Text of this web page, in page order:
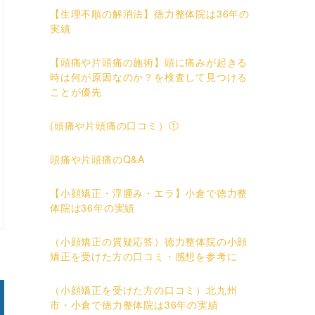
【生理不順の解消法】徳力整体院は36年の
実績
【頭痛や片頭痛の施術】頭に痛みが起きる
時は何が原因なのか？を検査して見つける
ことが優先
(頭痛や片頭痛の口コミ）①
頭痛や片頭痛のQ&A
【小顔矯正・浮腫み・エラ】小倉で徳力整
体院は36年の実績
（小顔矯正の質疑応答）徳力整体院の小顔
矯正を受けた方の口コミ・感想を参考に
（小顔矯正を受けた方の口コミ）北九州
市・小倉で徳力整体院は36年の実績